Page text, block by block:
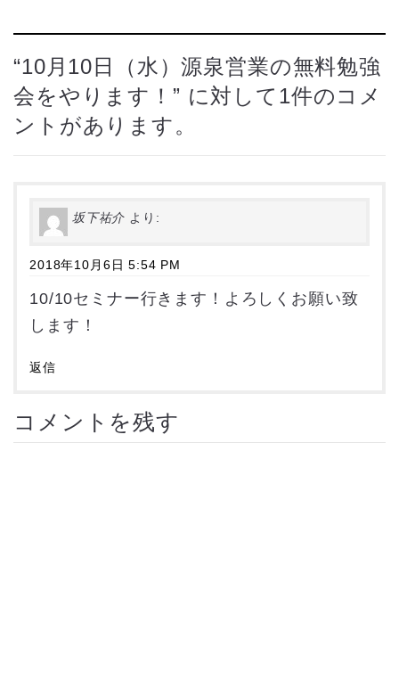
“10月10日（水）源泉営業の無料勉強
会をやります！ ” に対して1件のコメ
ントがあります。
坂下祐介 より:
2018年10月6日 5:54 PM
10/10セミナー行きます！よろしくお願い致
します！
返信
コメントを残す